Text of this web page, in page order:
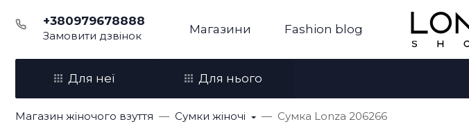
+380979678888
Замовити дзвінок Магазини Fashion blog
Для неї Для нього
Магазин жіночого взуття Сумки жіночі Сумка Lonza 206266